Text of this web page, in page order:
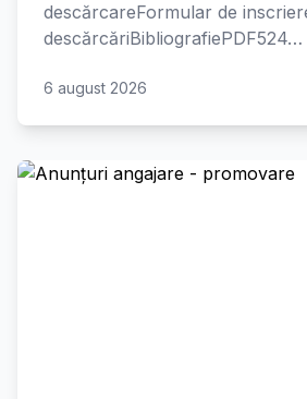
descărcareFormular de
descărcăriBibliografiePDF524…
6 august 2026